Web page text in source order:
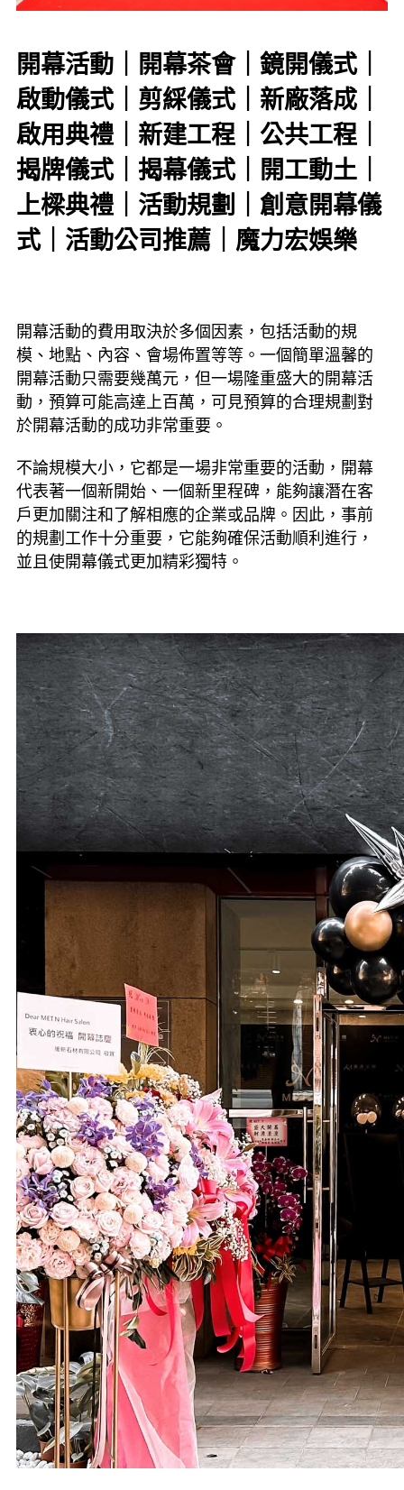
開幕活動｜開幕茶會｜鏡開儀式｜
啟動儀式｜剪綵儀式｜新廠落成｜
啟用典禮｜新建工程｜公共工程｜
揭牌儀式｜揭幕儀式｜開工動土｜
上樑典禮｜活動規劃｜創意開幕儀
式｜活動公司推薦｜魔力宏娛樂
開幕活動的費用取決於多個因素，包括活動的規
模、地點、內容、會場佈置等等。一個簡單溫馨的
開幕活動只需要幾萬元，但一場隆重盛大的開幕活
動，預算可能高達上百萬，可見預算的合理規劃對
於開幕活動的成功非常重要。
不論規模大小，它都是一場非常重要的活動，開幕
代表著一個新開始、一個新里程碑，能夠讓潛在客
戶更加關注和了解相應的企業或品牌。因此，事前
的規劃工作十分重要，它能夠確保活動順利進行，
並且使開幕儀式更加精彩獨特。